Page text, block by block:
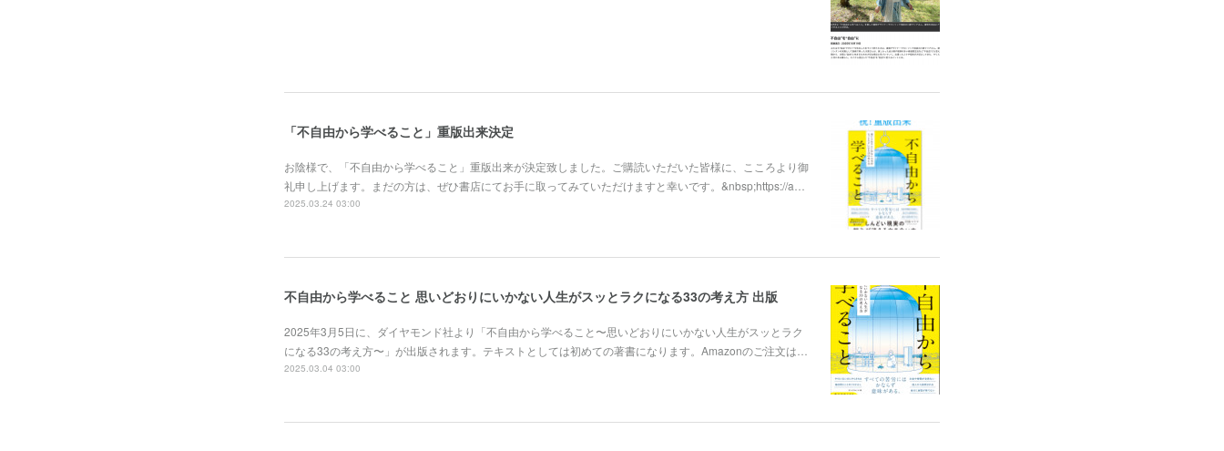
「不自由から学べること」重版出来決定
お陰様で、「不自由から学べること」重版出来が決定致しました。ご購読いただいた皆様に、こころより御
礼申し上げます。まだの方は、ぜひ書店にてお手に取ってみていただけますと幸いです。&nbsp;https://a…
2025.03.24 03:00
不自由から学べること 思いどおりにいかない人生がスッとラクになる33の考え方 出版
2025年3月5日に、ダイヤモンド社より「不自由から学べること〜思いどおりにいかない人生がスッとラク
になる33の考え方〜」が出版されます。テキストとしては初めての著書になります。Amazonのご注文は…
2025.03.04 03:00